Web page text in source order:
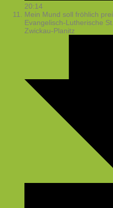
20:14
Mein Mund soll fröhlich
Evangelisch-Lutherische
Zwickau-Planitz